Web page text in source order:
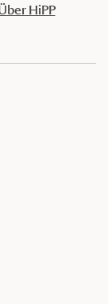
HiPP